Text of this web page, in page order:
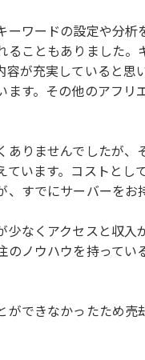
ーワードの設定や分
ることもありました
が充実していると思い
す。その他のアフリ
りませんでしたが
ています。コストと
すでにサーバーをお
なくアクセスと収入
ノウハウを持ってい
できなかったため